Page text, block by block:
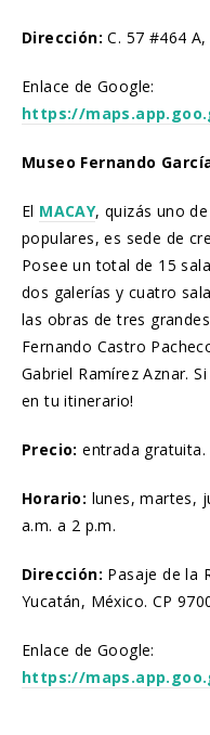
Dirección: C. 57 #464
Enlace de Google:
https://
Museo Fernando
El MACAY, quizás uno
populares, es sede de
Posee un total de 15
dos galerías y cuatro
las obras de tres
Fernando Castro
Gabriel Ramírez Aznar.
en tu itinerario!
Precio: entrada gratuita.
Horario: lunes, martes,
a.m. a 2 p.m.
Dirección: Pasaje de la
Yucatán, México. CP
Enlace de Google:
https://